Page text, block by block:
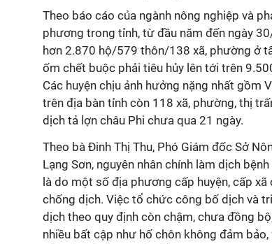
Theo báo cáo của ngành nông nghiệp và
phương trong tỉnh, từ đầu năm đến ngày
hơn 2.870 hộ/579 thôn/138 xã, phường ở
ốm chết buộc phải tiêu hủy lên tới trên
Các huyện chịu ảnh hưởng nặng nhất gồm
trên địa bàn tỉnh còn 118 xã, phường, thị
dịch tả lợn châu Phi chưa qua 21 ngày.
Theo bà Đinh Thị Thu, Phó Giám đốc Sở
Lạng Sơn, nguyên nhân chính làm dịch
là do một số địa phương cấp huyện, cấp
chống dịch. Việc tổ chức công bố dịch và
dịch theo quy định còn chậm, chưa đồng
nhiều bất cập như hố chôn không đảm